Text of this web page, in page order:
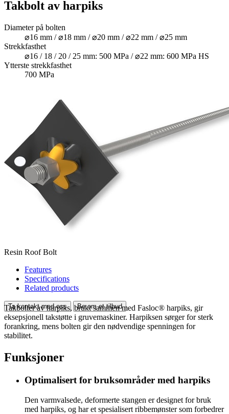
Takbolt av harpiks
Diameter på bolten
⌀16 mm / ⌀18 mm / ⌀20 mm / ⌀22 mm / ⌀25 mm
Strekkfasthet
⌀16 / 18 / 20 / 25 mm: 500 MPa / ⌀22 mm: 600 MPa HS
Ytterste strekkfasthet
700 MPa
Resin Roof Bolt
Features
Specifications
Related products
Ta kontakt med oss Be om et tilbud
Takbolter av harpiks, brukt sammen med Fasloc® harpiks, gir
eksepsjonell takstøtte i gruvemaskiner. Harpiksen sørger for sterk
forankring, mens bolten gir den nødvendige spenningen for
stabilitet.
Funksjoner
Optimalisert for bruksområder med harpiks
Den varmvalsede, deformerte stangen er designet for bruk
med harpiks, og har et spesialisert ribbemønster som forbedrer